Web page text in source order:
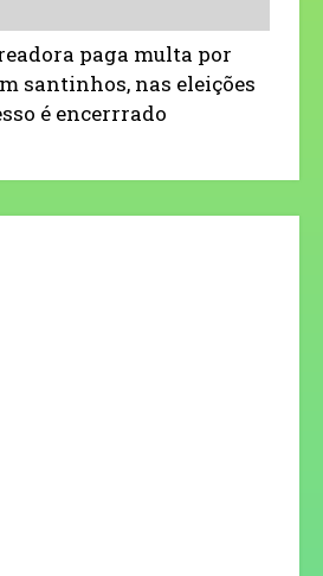
paga multa por
santinhos, nas eleições
é encerrrado